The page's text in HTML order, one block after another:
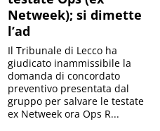
Netweek); si dimette
l’ad
Il Tribunale di Lecco ha
giudicato inammissibile la
domanda di concordato
preventivo presentata dal
gruppo per salvare le testate
ex Netweek ora Ops R...